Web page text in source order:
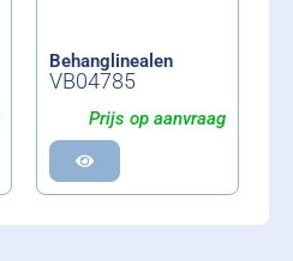
Behanglinealen
VB04785
Prijs op aanvraag